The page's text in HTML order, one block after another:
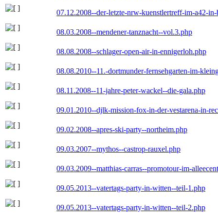
07.12.2008--der-letzte-nrw-kuenstlertreff-im-a42-
08.03.2008--mendener-tanznacht--vol.3.php
08.08.2008--schlager-open-air-in-ennigerloh.php
08.08.2010--11.-dortmunder-fernsehgarten-im-
08.11.2008--11-jahre-peter-wackel--die-gala.php
09.01.2010--djlk-mission-fox-in-der-vestarena-in-
09.02.2008--apres-ski-party--northeim.php
09.03.2007--mythos--castrop-rauxel.php
09.03.2009--matthias-carras--promotour-im-
09.05.2013--vatertags-party-in-witten--teil-1.php
09.05.2013--vatertags-party-in-witten--teil-2.php